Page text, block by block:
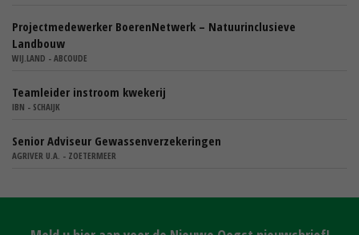
Projectmedewerker BoerenNetwerk – Natuurinclusieve
Landbouw
WIJ.LAND - ABCOUDE
Teamleider instroom kwekerij
IBN - SCHAIJK
Senior Adviseur Gewassenverzekeringen
AGRIVER U.A. - ZOETERMEER